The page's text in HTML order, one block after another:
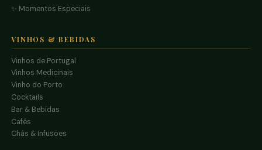
✨ Momentos Especiais
VINHOS & BEBIDAS
Vinhos de Portugal
Vinhos Medicinais
Vinho do Porto
Cocktails
Bar & Bebidas
Cafés
Chás & Infusões